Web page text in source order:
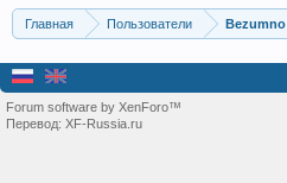
Главная Пользователи Bezumno
Forum software by XenForo™
Перевод: XF-Russia.ru